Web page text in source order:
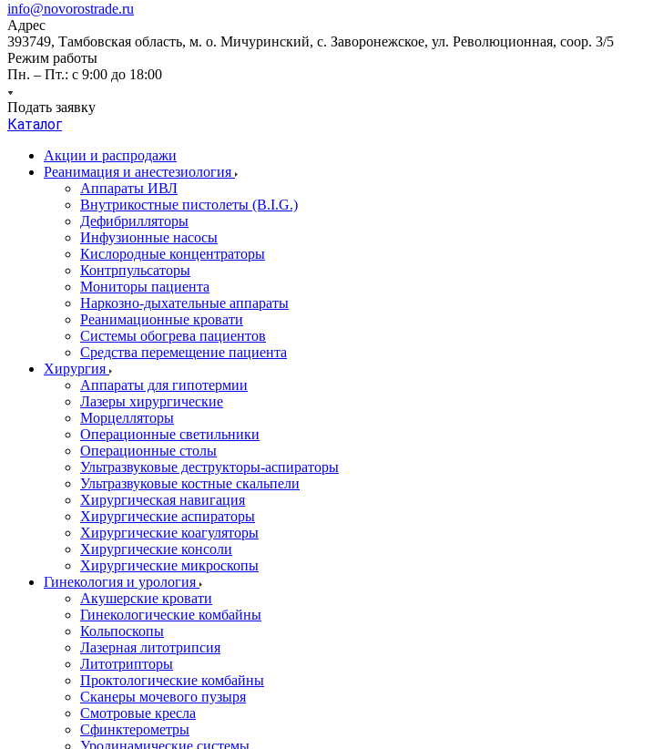
info@novorostrade.ru
Адрес
393749, Тамбовская область, м. о. Мичуринский, с. Заворонежское, ул. Революционная, соор. 3/5
Режим работы
Пн. – Пт.: с 9:00 до 18:00
Подать заявку
Каталог
Акции и распродажи
Реанимация и анестезиология
Аппараты ИВЛ
Внутрикостные пистолеты (B.I.G.)
Дефибрилляторы
Инфузионные насосы
Кислородные концентраторы
Контрпульсаторы
Мониторы пациента
Наркозно-дыхательные аппараты
Реанимационные кровати
Системы обогрева пациентов
Средства перемещение пациента
Хирургия
Аппараты для гипотермии
Лазеры хирургические
Морцелляторы
Операционные светильники
Операционные столы
Ультразвуковые деструкторы-аспираторы
Ультразвуковые костные скальпели
Хирургическая навигация
Хирургические аспираторы
Хирургические коагуляторы
Хирургические консоли
Хирургические микроскопы
Гинекология и урология
Акушерские кровати
Гинекологические комбайны
Кольпоскопы
Лазерная литотрипсия
Литотрипторы
Проктологические комбайны
Сканеры мочевого пузыря
Смотровые кресла
Сфинктерометры
Уродинамические системы